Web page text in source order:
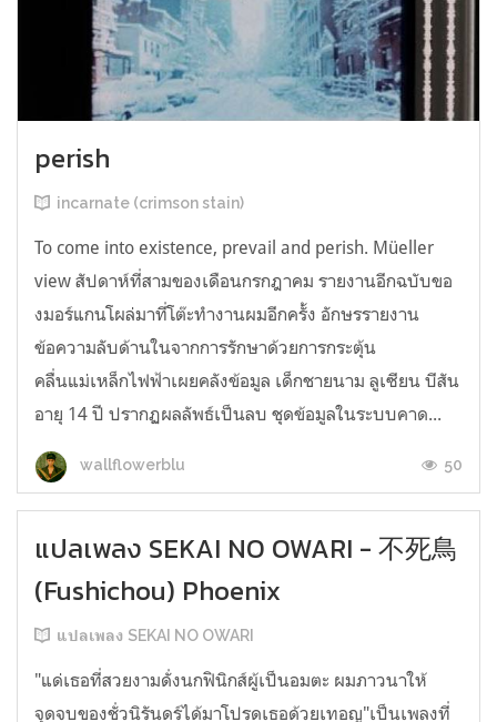
perish
incarnate (crimson stain)
To come into existence, prevail and perish. Müeller
view สัปดาห์ที่สามของเดือนกรกฎาคม รายงานอีกฉบับขอ
งมอร์แกนโผล่มาที่โต๊ะทำงานผมอีกครั้ง อักษรรายงาน
ข้อความลับด้านในจากการรักษาด้วยการกระตุ้น
คลื่นแม่เหล็กไฟฟ้าเผยคลังข้อมูล เด็กชายนาม ลูเซียน บีสัน
อายุ 14 ปี ปรากฏผลลัพธ์เป็นลบ ชุดข้อมูลในระบบคาด...
wallflowerblu 50
แปลเพลง SEKAI NO OWARI - 不死鳥
(Fushichou) Phoenix
แปลเพลง SEKAI NO OWARI
"แด่เธอที่สวยงามดั่งนกฟินิกส์ผู้เป็นอมตะ ผมภาวนาให้
จุดจบของชั่วนิรันดร์ได้มาโปรดเธอด้วยเทอญ"เป็นเพลงที่